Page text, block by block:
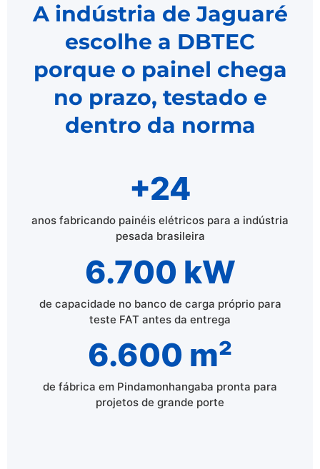
A indústria de Jaguaré
escolhe a DBTEC
porque o painel chega
no prazo, testado e
dentro da norma
+24
anos fabricando painéis elétricos para a indústria
pesada brasileira
6.700 kW
de capacidade no banco de carga próprio para
teste FAT antes da entrega
6.600 m²
de fábrica em Pindamonhangaba pronta para
projetos de grande porte